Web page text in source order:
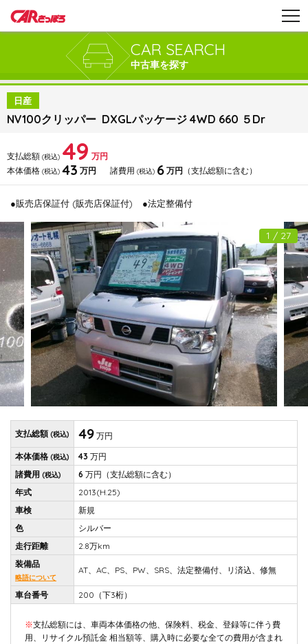
CAR SEARCH
中古車を探す
日産
NV100クリッパー DXGLパッケージ 4WD 660 ５Dr
支払総額 (税込) 49 万円
本体価格 (税込) 43 万円 諸費用 (税込) 6万円 （支払総額に含む）
●販売店保証付 (販売店保証付) ●法定整備付
1 / 27
支払総額 (税込) 49 万円
本体価格 (税込) 43 万円
諸費用 (税込) 6 万円 （支払総額に含む）
年式
2013(H.25)
車検
新規
色
シルバー
走行距離
2.8万km
装備品
略語について
AT、AC、PS、PW、SRS、法定整備付、リ済込、修無
車台番号 200（下3桁）
※支払総額には、車両本体価格の他、保険料、税金、登録等に伴う費
用、リサイクル預託金 相当額等、購入時に必要な全ての費用が含まれ